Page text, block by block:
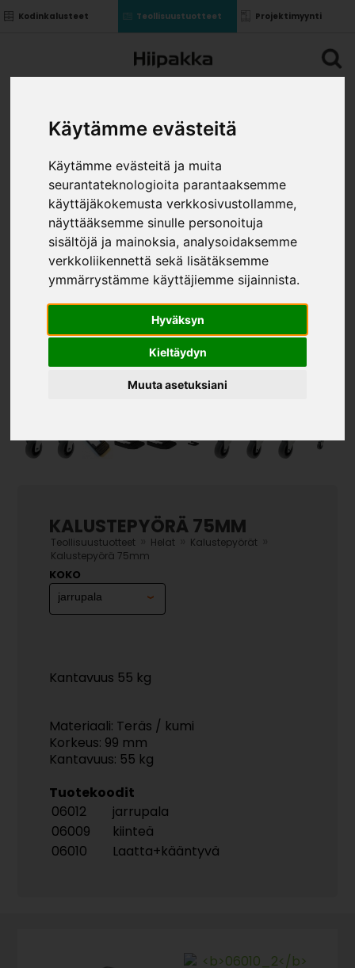
Käytämme evästeitä
Käytämme evästeitä ja muita
seurantateknologioita parantaaksemme
käyttäjäkokemusta verkkosivustollamme,
näyttääksemme sinulle personoituja
sisältöjä ja mainoksia, analysoidaksemme
verkkoliikennettä sekä lisätäksemme
ymmärrystämme käyttäjiemme sijainnista.
Hyväksyn
Kieltäydyn
Muuta asetuksiani
Kodinkalusteet Teollisuustuotteet Projektimyynti
KALUSTEPYÖRÄ 75MM
Teollisuustuotteet Helat Kalustepyörät
Kalustepyörä 75mm
KOKO
Kantavuus 55 kg
Materiaali: Teräs / kumi
Korkeus: 99 mm
Kantavuus: 55 kg
Tuotekoodit
06012
jarrupala
06009
kiinteä
06010
Laatta+kääntyvä